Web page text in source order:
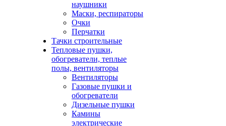
наушники
Маски, респираторы
Очки
Перчатки
Тачки строительные
Тепловые пушки,
обогреватели, теплые
полы, вентиляторы
Вентиляторы
Газовые пушки и
обогреватели
Дизельные пушки
Камины
электрические